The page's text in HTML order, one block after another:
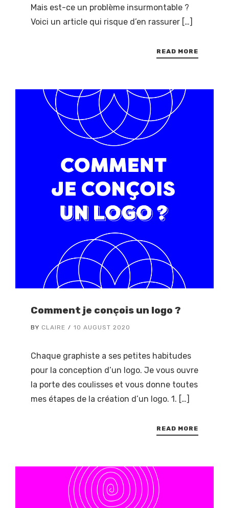
Mais est-ce un problème insurmontable ?
Voici un article qui risque d’en rassurer […]
READ MORE
Comment je conçois un logo ?
BY CLAIRE 10 AUGUST 2020
Chaque graphiste a ses petites habitudes
pour la conception d’un logo. Je vous ouvre
la porte des coulisses et vous donne toutes
mes étapes de la création d’un logo. 1. […]
READ MORE